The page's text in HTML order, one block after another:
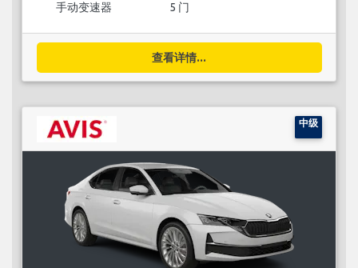
手动变速器 5 门
查看详情...
中级